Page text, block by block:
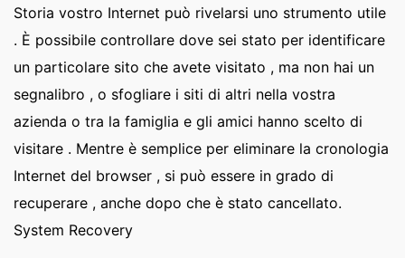
Storia vostro Internet può rivelarsi uno strumento utile
. È possibile controllare dove sei stato per identificare
un particolare sito che avete visitato , ma non hai un
segnalibro , o sfogliare i siti di altri nella vostra
azienda o tra la famiglia e gli amici hanno scelto di
visitare . Mentre è semplice per eliminare la cronologia
Internet del browser , si può essere in grado di
recuperare , anche dopo che è stato cancellato.
System Recovery